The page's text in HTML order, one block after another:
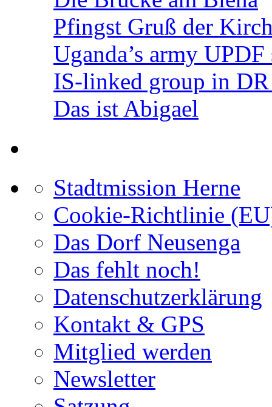
Pfingst Gruß der
Uganda’s army
IS-linked group in
Das ist Abigael
Stadtmission Herne
Cookie-Richtlinie
Das Dorf Neusenga
Das fehlt noch!
Datenschutzerklärung
Kontakt & GPS
Mitglied werden
Newsletter